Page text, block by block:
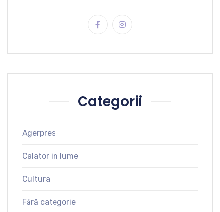
Categorii
Agerpres
Calator in lume
Cultura
Fără categorie